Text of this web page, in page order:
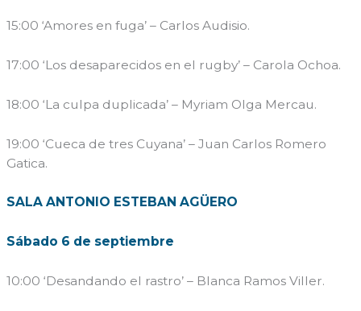
15:00 ‘Amores en fuga’ – Carlos Audisio.
17:00 ‘Los desaparecidos en el rugby’ – Carola Ochoa.
18:00 ‘La culpa duplicada’ – Myriam Olga Mercau.
19:00 ‘Cueca de tres Cuyana’ – Juan Carlos Romero
Gatica.
SALA ANTONIO ESTEBAN AGÜERO
Sábado 6 de septiembre
10:00 ‘Desandando el rastro’ – Blanca Ramos Viller.